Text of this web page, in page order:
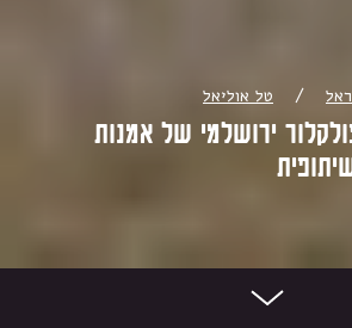
/ טל אוליאל
ירושלמי של אמנות